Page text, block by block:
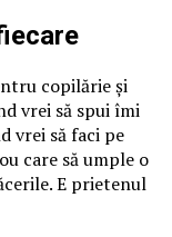
copilărie și
vrei să spui îmi
vrei să faci pe
care să umple o
E prietenul